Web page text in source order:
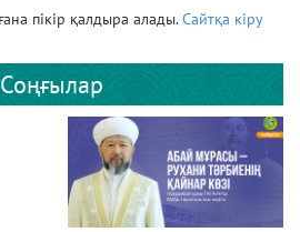
пікір қалдыра алады.Сайтқа кіру
Соңғылар